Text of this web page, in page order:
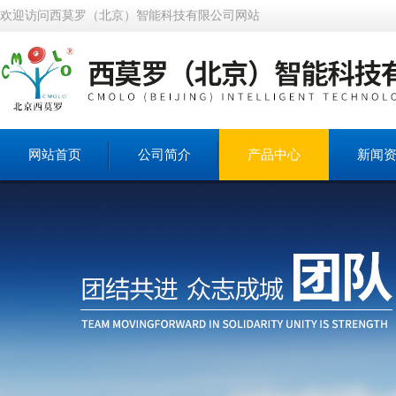
欢迎访问西莫罗（北京）智能科技有限公司网站
网站首页 公司简介 产品中心 新闻